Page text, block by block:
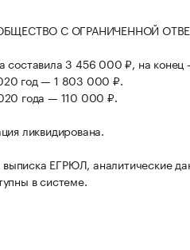
ОБЩЕСТВО С ОГРАНИЧЕННОЙ
составила 3 456 000 ₽, на
год — 1 803 000 ₽.
года — 110 000 ₽.
ликвидирована.
ЕГРЮЛ, аналитические
в системе.